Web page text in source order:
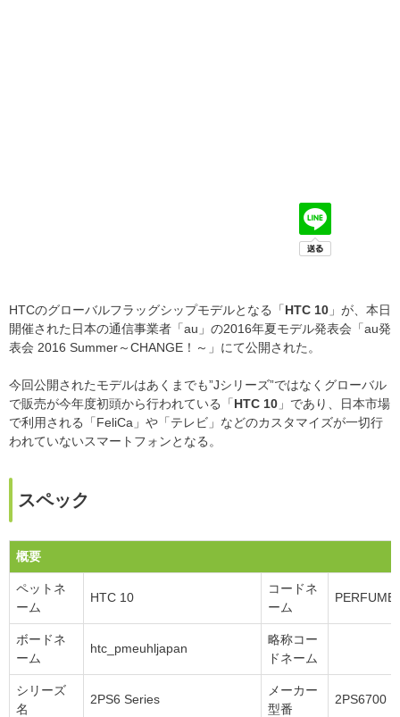
HTCのグローバルフラッグシップモデルとなる「HTC 10 」が、本日
開催された日本の通信事業者「au」の2016年夏モデル発表会「au発
表会 2016 Summer～CHANGE！～」にて公開された。
今回公開されたモデルはあくまでも”Jシリーズ”ではなくグローバル
で販売が今年度初頭から行われている「HTC 10 」であり、日本市場
で利用される「FeliCa」や「テレビ」などのカスタマイズが一切行
われていないスマートフォンとなる。
スペック
概要
ペットネ
ーム
HTC 10
コードネ
ーム
ボードネ
ーム
htc_pmeuhljapan
略称コー
ドネーム
シリーズ
名
2PS6 Series
メーカー
型番
2PS6700